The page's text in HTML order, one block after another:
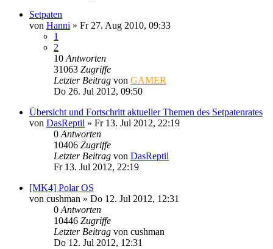
Setpaten
von Hanni » Fr 27. Aug 2010, 09:33
1
2
10 Antworten
31063 Zugriffe
Letzter Beitrag von GAMER
Do 26. Jul 2012, 09:50
Übersicht und Fortschritt aktueller Themen des Setpatenrates
von DasReptil » Fr 13. Jul 2012, 22:19
0 Antworten
10406 Zugriffe
Letzter Beitrag von DasReptil
Fr 13. Jul 2012, 22:19
[MK4] Polar OS
von cushman » Do 12. Jul 2012, 12:31
0 Antworten
10446 Zugriffe
Letzter Beitrag von cushman
Do 12. Jul 2012, 12:31